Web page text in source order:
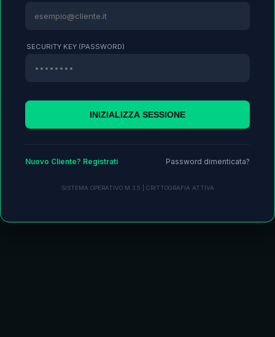
SECURITY KEY (PASSWORD)
INIZIALIZZA SESSIONE
Nuovo Cliente? Registrati Password dimenticata?
SISTEMA OPERATIVO M 3.5 | CRITTOGRAFIA ATTIVA